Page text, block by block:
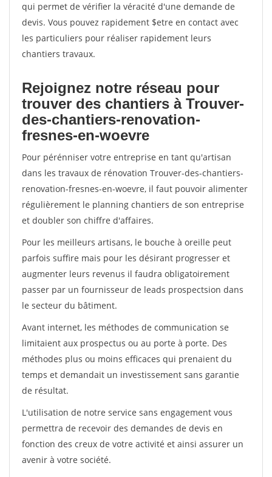
qui permet de vérifier la véracité d'une demande de
devis. Vous pouvez rapidement $etre en contact avec
les particuliers pour réaliser rapidement leurs
chantiers travaux.
Rejoignez notre réseau pour
trouver des chantiers à Trouver-
des-chantiers-renovation-
fresnes-en-woevre
Pour pérénniser votre entreprise en tant qu'artisan
dans les travaux de rénovation Trouver-des-chantiers-
renovation-fresnes-en-woevre, il faut pouvoir alimenter
régulièrement le planning chantiers de son entreprise
et doubler son chiffre d'affaires.
Pour les meilleurs artisans, le bouche à oreille peut
parfois suffire mais pour les désirant progresser et
augmenter leurs revenus il faudra obligatoirement
passer par un fournisseur de leads prospectsion dans
le secteur du bâtiment.
Avant internet, les méthodes de communication se
limitaient aux prospectus ou au porte à porte. Des
méthodes plus ou moins efficaces qui prenaient du
temps et demandait un investissement sans garantie
de résultat.
L'utilisation de notre service sans engagement vous
permettra de recevoir des demandes de devis en
fonction des creux de votre activité et ainsi assurer un
avenir à votre société.